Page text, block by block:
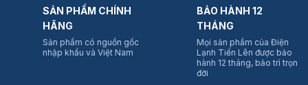
SẢN PHẨM CHÍNH
HÃNG
Sản phẩm có nguồn gốc
nhập khẩu và Việt Nam
BẢO HÀNH 12
THÁNG
Mọi sản phẩm của Điện
Lạnh Tiến Lên được bảo
hành 12 tháng, bảo trì trọn
đời